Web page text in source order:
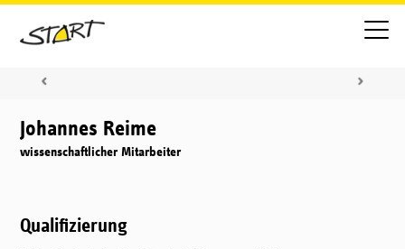
Johannes Reime
wissenschaftlicher Mitarbeiter
Qualifizierung